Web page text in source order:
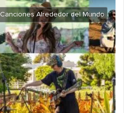
Canciones Alrededor del Mundo